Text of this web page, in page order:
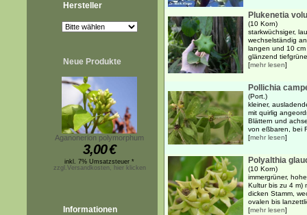
Hersteller
Neue Produkte
Aganonerion polymorphum
3,00€
inkl. 7% Umsatzsteuer *
zzgl.Versandkosten, hier klicken
Informationen
Plukenetia
(10 Korn)
starkwüchsiger,
wechselständig
langen und 10
glänzend
[mehr lesen]
Pollichia
(Port.)
kleiner,
mit quirlig
Blättern und
von eßbaren, bei
[mehr lesen]
Polyalthia
(10 Korn)
immergrüner,
Kultur bis zu 4 m)
dicken Stamm,
ovalen bis
[mehr lesen]